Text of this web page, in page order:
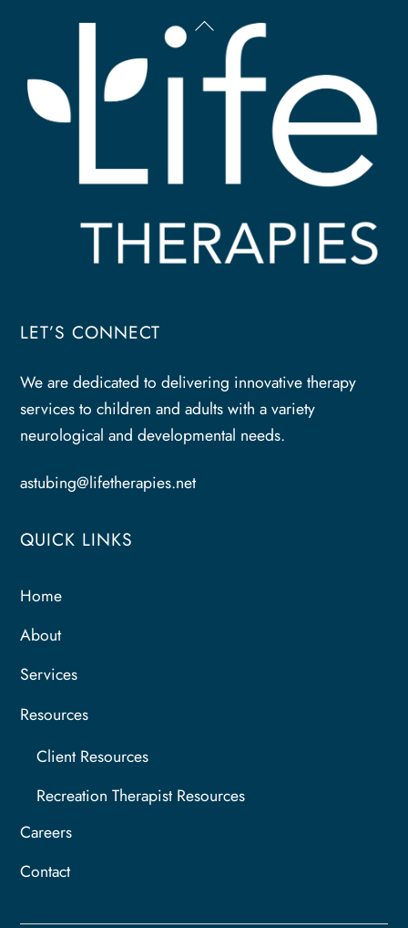
Back
Top
LET’S CONNECT
We are dedicated to delivering innovative therapy
services to children and adults with a variety
neurological and developmental needs.
astubing@lifetherapies.net
QUICK LINKS
Home
About
Services
Resources
Client Resources
Recreation Therapist Resources
Careers
Contact